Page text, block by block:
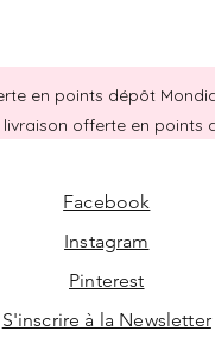
Facebook
Instagram
Pinterest
S'inscrire à la Newsletter
en points dépôt
offerte en points